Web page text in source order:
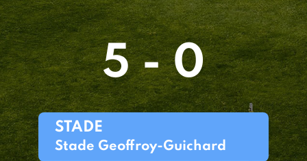
5 - 0
STADE
Stade Geoffroy-Guichard